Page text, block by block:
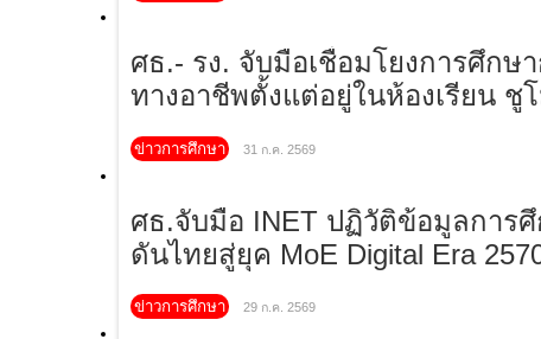
ศธ.- รง. จับมือเชื่อมโยงการศึกษ
ทางอาชีพตั้งแต่อยู่ในห้องเรียน ชู
งานทำ มีรายได้"
ข่าวการศึกษา 31 ก.ค. 2569
ศธ.จับมือ INET ปฏิวัติข้อมูลการศึ
ดันไทยสู่ยุค MoE Digital Era
ข่าวการศึกษา 29 ก.ค. 2569